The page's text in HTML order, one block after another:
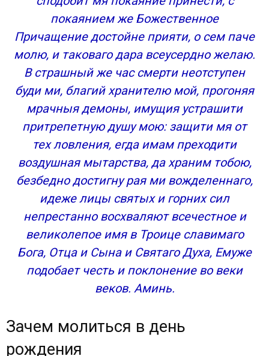
покаянием же Божественное
Причащение достойне прияти, о сем паче
молю, и таковаго дара всеусердно желаю.
В страшный же час смерти неотступен
буди ми, благий хранителю мой, прогоняя
мрачныя демоны, имущия устрашити
притрепетную душу мою: защити мя от
тех ловления, егда имам преходити
воздушная мытарства, да храним тобою,
безбедно достигну рая ми вожделеннаго,
идеже лицы святых и горних сил
непрестанно восхваляют всечестное и
великолепое имя в Троице славимаго
Бога, Отца и Сына и Святаго Духа, Емуже
подобает честь и поклонение во веки
веков. Аминь.
Зачем молиться в день
рождения